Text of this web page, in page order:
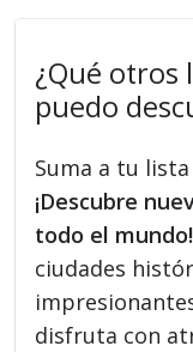
¿Qué otros
puedo
Suma a tu
¡Descubre
todo el mundo!
ciudades
disfruta con